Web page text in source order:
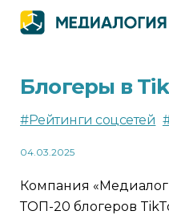
Блогеры в
#Рейтинги соцсетей
04.03.2025
Компания
ТОП-20 блогеров